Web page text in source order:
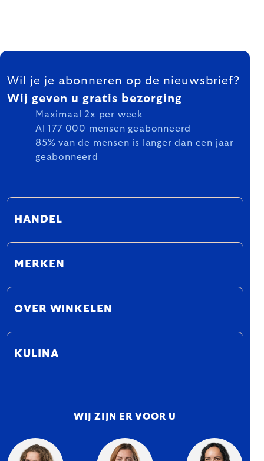
FOOTER
Wil je je abonneren op de nieuwsbrief?
Wij geven u gratis bezorging
Maximaal 2x per week
Al 177 000 mensen geabonneerd
85% van de mensen is langer dan een jaar
geabonneerd
HANDEL
MERKEN
OVER WINKELEN
KULINA
WIJ ZIJN ER VOOR U